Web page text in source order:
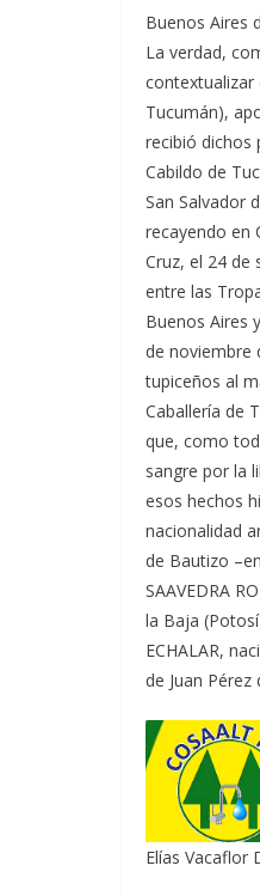
Buenos Aires
La verdad,
contextualizar
Tucumán),
recibió dichos
Cabildo de
San Salvador
recayendo en
Cruz, el 24 de
entre las
Buenos Aires
de noviembre
tupiceños al
Caballería de
que, como
sangre por la
esos hechos
nacionalidad
de Bautizo
SAAVEDRA
la Baja
ECHALAR,
de Juan
Elías Vacaflor